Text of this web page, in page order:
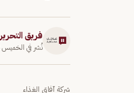
فريق التحرير
نُشر في الخميس 8 يونيو 2023
شركة آفاق الغذاء